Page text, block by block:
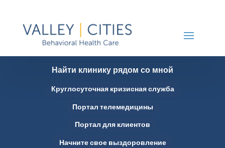
Найти клинику рядом со мной
Круглосуточная кризисная служба
Портал телемедицины
Портал для клиентов
Начните свое выздоровление